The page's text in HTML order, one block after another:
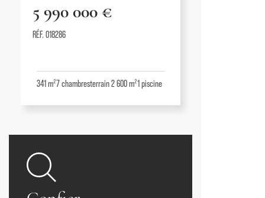
5 990 000 €
RÉF. 018286
341 m²7chambresterrain 2 600 m²1piscine